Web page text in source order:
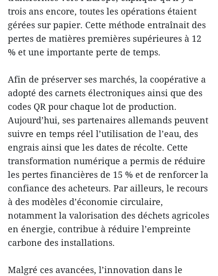
trois ans encore, toutes les opérations étaient
gérées sur papier. Cette méthode entraînait des
pertes de matières premières supérieures à 12
% et une importante perte de temps.
Afin de préserver ses marchés, la coopérative a
adopté des carnets électroniques ainsi que des
codes QR pour chaque lot de production.
Aujourd’hui, ses partenaires allemands peuvent
suivre en temps réel l’utilisation de l’eau, des
engrais ainsi que les dates de récolte. Cette
transformation numérique a permis de réduire
les pertes financières de 15 % et de renforcer la
confiance des acheteurs. Par ailleurs, le recours
à des modèles d’économie circulaire,
notamment la valorisation des déchets agricoles
en énergie, contribue à réduire l’empreinte
carbone des installations.
Malgré ces avancées, l’innovation dans le